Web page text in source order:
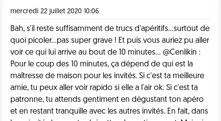
mercredi 22 juillet 2020 10:06
Bah, s'il reste suffisamment de trucs d'apéritifs...surtout de
quoi picoler...pas super grave ! Et puis vous auriez pu aller
voir ce qui lui arrive au bout de 10 minutes... @Cenlikin :
Pour le coup des 10 minutes, ça dépend de qui est la
maîtresse de maison pour les invités. Si c'est ta meilleure
amie, tu peux aller voir rapido si elle a l'air ok. Si c'est ta
patronne, tu attends gentiment en dégustant ton apéro
et en restant tranquille avec les autres invités. En fait, dans